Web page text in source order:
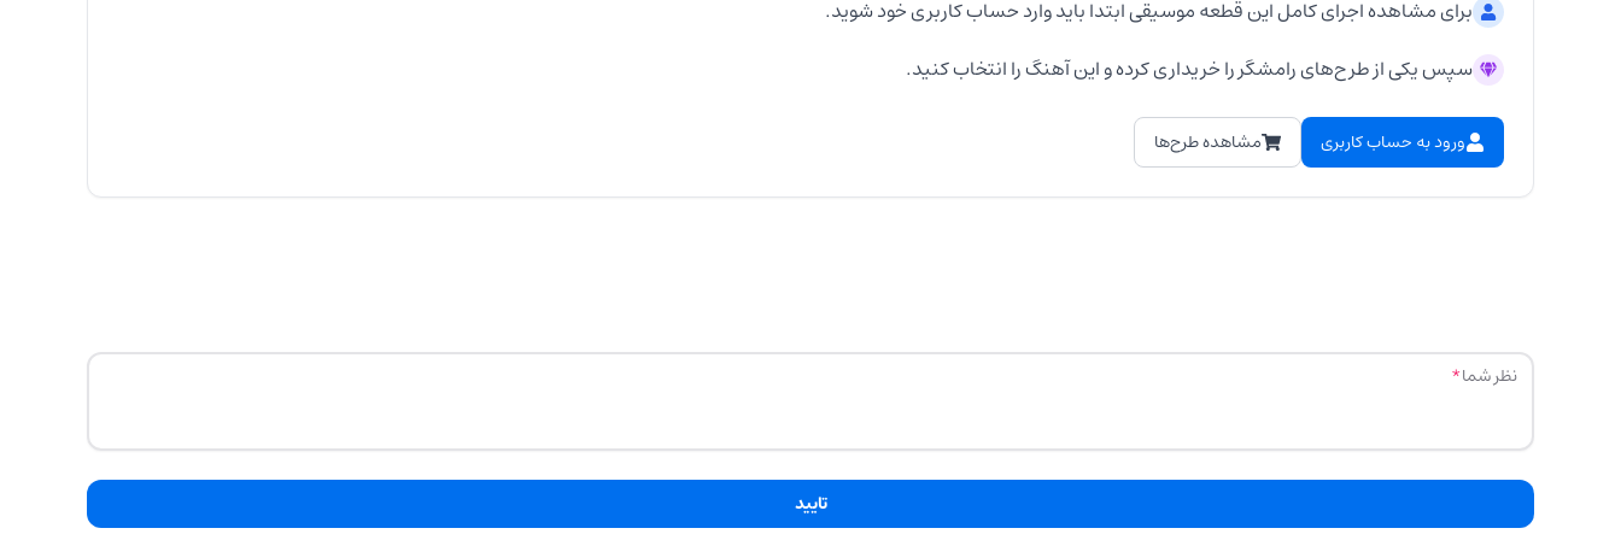
برای مشاهده اجرای کامل این قطعه موسیقی ابتدا باید وارد حساب کاربری خود شوید.
سپس یکی از طرح‌های رامشگر را خریداری کرده و این آهنگ را انتخاب کنید.
ورود به حساب کاربری مشاهده طرح‌ها
نظر شما
تایید